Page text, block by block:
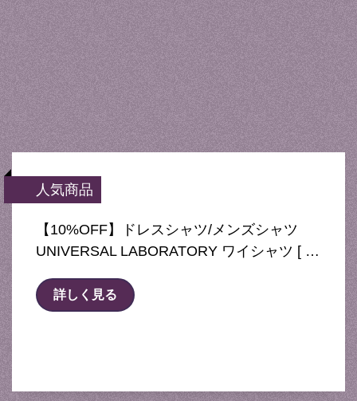
人気商品
【10%OFF】ドレスシャツ/メンズシャツ
UNIVERSAL LABORATORY ワイシャツ [ …
詳しく見る